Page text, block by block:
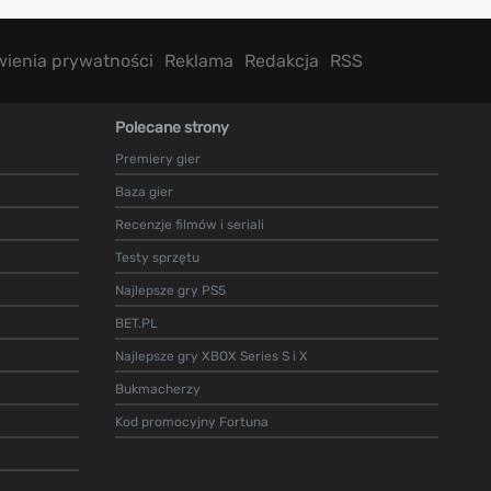
prywatności Reklama Redakcja RSS
Polecane strony
Premiery gier
Baza gier
Recenzje filmów i seriali
Testy sprzętu
Najlepsze gry PS5
BET.PL
Najlepsze gry XBOX Series S i X
Bukmacherzy
Kod promocyjny Fortuna